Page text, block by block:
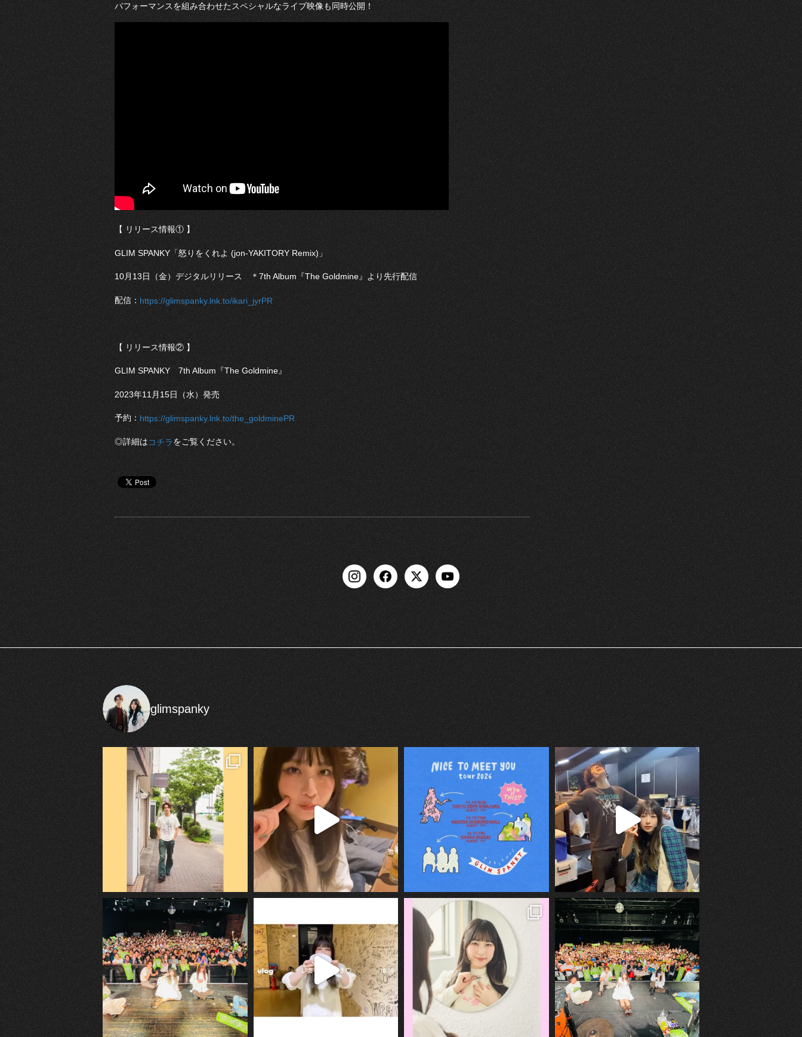
パフォーマンスを組み合わせたスペシャルなライブ映像も同時公開！
【 リリース情報① 】
GLIM SPANKY「怒りをくれよ (jon-YAKITORY Remix)」
10月13日（金）デジタルリリース ＊7th Album『The Goldmine』より先行配信
配信： https://glimspanky.lnk.to/ikari_jyrPR
【 リリース情報② 】
GLIM SPANKY 7th Album『The Goldmine』
2023年11月15日（水）発売
予約： https://glimspanky.lnk.to/the_goldminePR
◎詳細はコチラをご覧ください。
glimspanky